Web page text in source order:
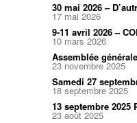
Maupassant
30 mai 2026 –
17 mai 2026
9-11 avril 2026 –
10 mars 2026
Assemblée
23 novembre 2025
Samedi 27
18 septembre 2025
13 septembre 2025
23 août 2025